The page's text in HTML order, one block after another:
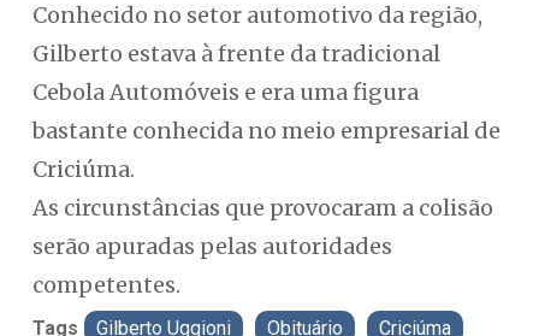
Conhecido no setor automotivo da região,
Gilberto estava à frente da tradicional
Cebola Automóveis e era uma figura
bastante conhecida no meio empresarial de
Criciúma.
As circunstâncias que provocaram a colisão
serão apuradas pelas autoridades
competentes.
Tags Gilberto Uggioni Obituário Criciúma